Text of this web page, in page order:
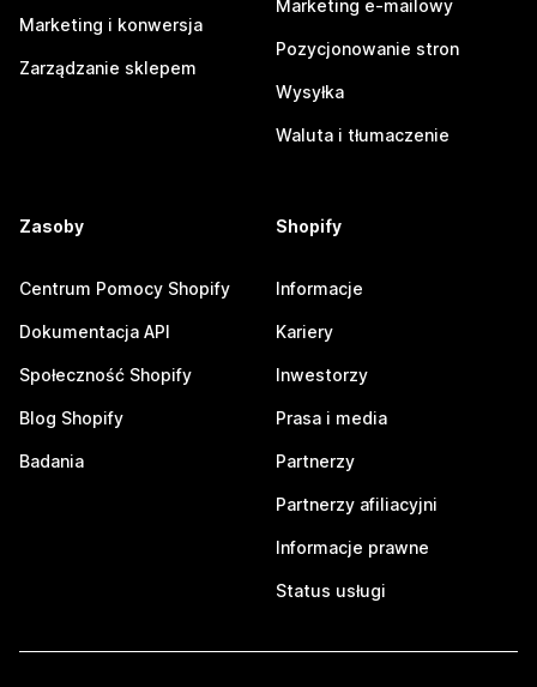
Marketing i konwersja
Zarządzanie sklepem
Marketing e-mailowy
Pozycjonowanie stron
Wysyłka
Waluta i tłumaczenie
Zasoby
Centrum Pomocy Shopify
Dokumentacja API
Społeczność Shopify
Blog Shopify
Badania
Shopify
Informacje
Kariery
Inwestorzy
Prasa i media
Partnerzy
Partnerzy afiliacyjni
Informacje prawne
Status usługi